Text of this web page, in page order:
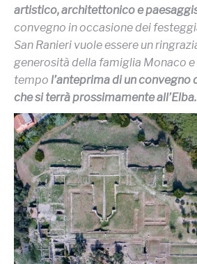
artistico, architettonico e
convegno in occasione dei
San Ranieri vuole essere un
generosità della famiglia Monaco e
tempo l’anteprima di un convegno
che si terrà prossimamente all’Elba.